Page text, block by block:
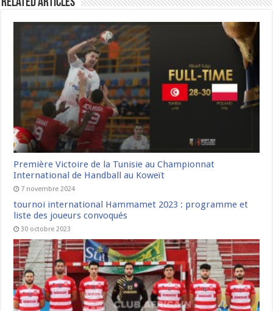
Première Victoire de la Tunisie au Championnat
International de Handball au Koweït
7 novembre 2024
tournoi international Hammamet 2023 : programme et
liste des joueurs convoqués
30 octobre 2023